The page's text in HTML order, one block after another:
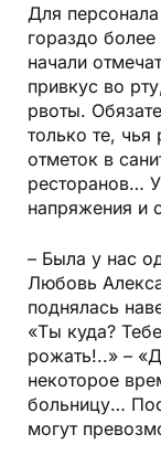
Для
гораздо
начали
привкус во
рвоты.
только те, чья
отметок в
ресторанов…
напряжения и
– Была у нас
Любовь
поднялась
«Ты куда?
рожать!..» –
некоторое
больницу…
могут